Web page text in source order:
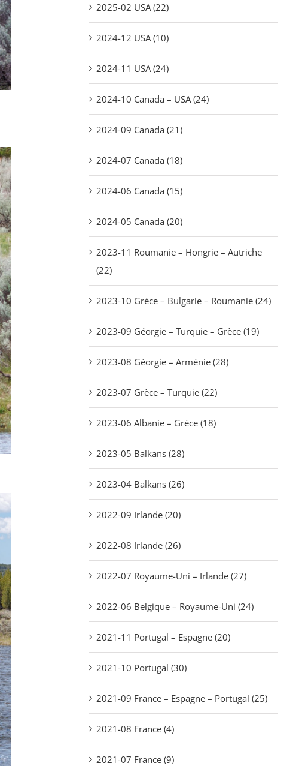
2025-02 USA (22)
2024-12 USA (10)
2024-11 USA (24)
2024-10 Canada – USA (24)
2024-09 Canada (21)
2024-07 Canada (18)
2024-06 Canada (15)
2024-05 Canada (20)
2023-11 Roumanie – Hongrie – Autriche
(22)
2023-10 Grèce – Bulgarie – Roumanie (24)
2023-09 Géorgie – Turquie – Grèce (19)
2023-08 Géorgie – Arménie (28)
2023-07 Grèce – Turquie (22)
2023-06 Albanie – Grèce (18)
2023-05 Balkans (28)
2023-04 Balkans (26)
2022-09 Irlande (20)
2022-08 Irlande (26)
2022-07 Royaume-Uni – Irlande (27)
2022-06 Belgique – Royaume-Uni (24)
2021-11 Portugal – Espagne (20)
2021-10 Portugal (30)
2021-09 France – Espagne – Portugal (25)
2021-08 France (4)
2021-07 France (9)